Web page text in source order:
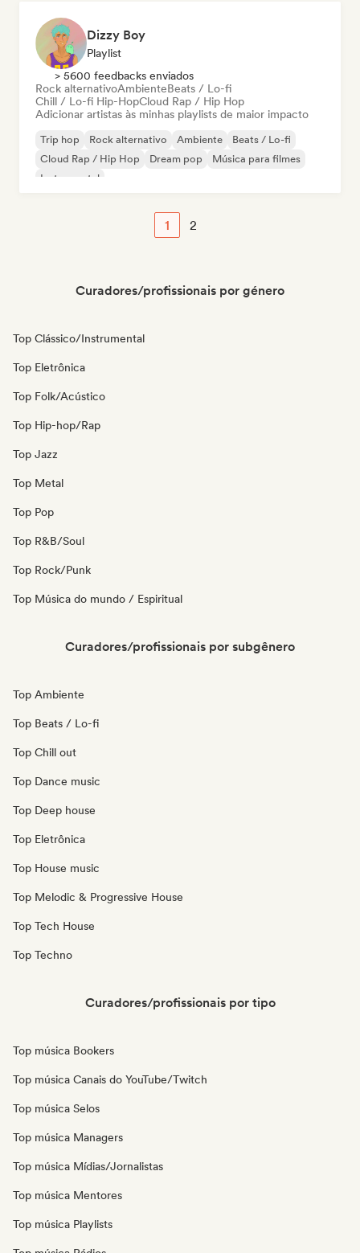
Dizzy Boy
Playlist
> 5600 feedbacks enviados
Rock alternativoAmbienteBeats / Lo-fi
Chill / Lo-fi Hip-HopCloud Rap / Hip Hop
Adicionar artistas às minhas playlists de maior impacto
Trip hop Rock alternativo Ambiente
Beats / Lo-fi
Cloud Rap / Hip Hop
Dream pop
Música para filmes
Instrumental
1 2
Curadores/profissionais por género
Top Clássico/Instrumental
Top Eletrônica
Top Folk/Acústico
Top Hip-hop/Rap
Top Jazz
Top Metal
Top Pop
Top R&B/Soul
Top Rock/Punk
Top Música do mundo / Espiritual
Curadores/profissionais por subgênero
Top Ambiente
Top Beats / Lo-fi
Top Chill out
Top Dance music
Top Deep house
Top Eletrônica
Top House music
Top Melodic & Progressive House
Top Tech House
Top Techno
Curadores/profissionais por tipo
Top música Bookers
Top música Canais do YouTube/Twitch
Top música Selos
Top música Managers
Top música Mídias/Jornalistas
Top música Mentores
Top música Playlists